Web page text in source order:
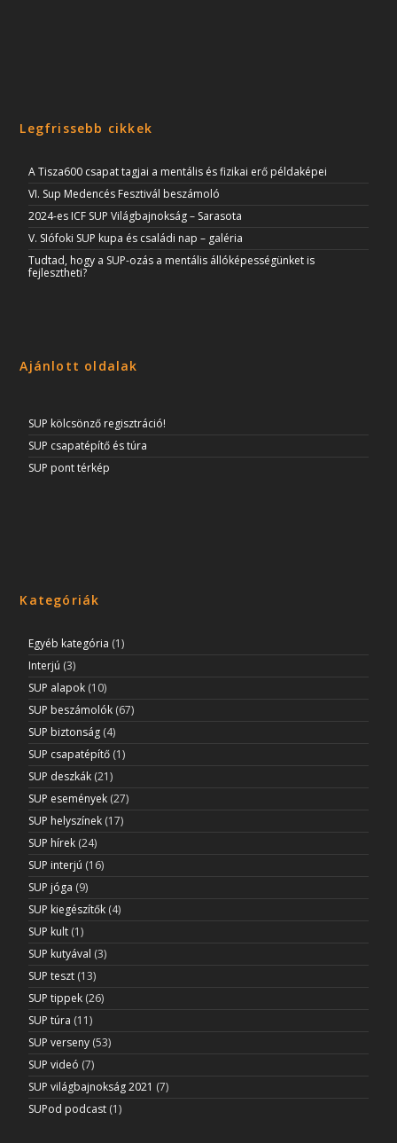
Legfrissebb cikkek
A Tisza600 csapat tagjai a mentális és fizikai erő példaképei
VI. Sup Medencés Fesztivál beszámoló
2024-es ICF SUP Világbajnokság – Sarasota
V. SIófoki SUP kupa és családi nap – galéria
Tudtad, hogy a SUP-ozás a mentális állóképességünket is
fejlesztheti?
Ajánlott oldalak
SUP kölcsönző regisztráció!
SUP csapatépítő és túra
SUP pont térkép
Kategóriák
Egyéb kategória (1)
Interjú (3)
SUP alapok (10)
SUP beszámolók (67)
SUP biztonság (4)
SUP csapatépítő (1)
SUP deszkák (21)
SUP események (27)
SUP helyszínek (17)
SUP hírek (24)
SUP interjú (16)
SUP jóga (9)
SUP kiegészítők (4)
SUP kult (1)
SUP kutyával (3)
SUP teszt (13)
SUP tippek (26)
SUP túra (11)
SUP verseny (53)
SUP videó (7)
SUP világbajnokság 2021 (7)
SUPod podcast (1)